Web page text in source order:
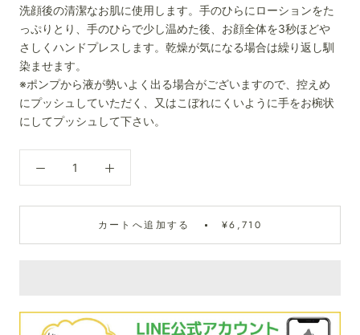
洗顔後の清潔なお肌に使用します。手のひらにローションをた
っぷりとり、手のひらで少し温めた後、お顔全体を3秒ほどや
さしくハンドプレスします。乾燥が気になる場合は繰り返し馴
染ませます。
※ポンプから液が勢いよく出る場合がございますので、 控えめ
にプッシュしていただく、又はこぼれにくいように手をお椀状
にしてプッシュして下さい。
カートへ追加する ¥6,710